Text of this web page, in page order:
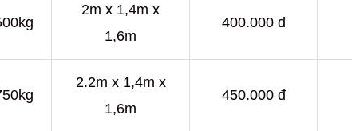
2m x 1,4m x
1,6m
400.000 đ
2.2m x 1,4m x
1,6m
450.000 đ